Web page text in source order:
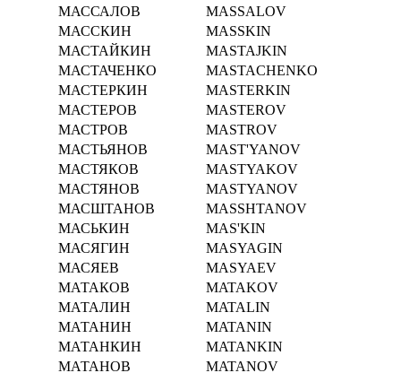
МАССАЛОВ
MASSALOV
МАССКИН
MASSKIN
МАСТАЙКИН
MASTAJKIN
МАСТАЧЕНКО
MASTACHENKO
МАСТЕРКИН
MASTERKIN
МАСТЕРОВ
MASTEROV
МАСТРОВ
MASTROV
МАСТЬЯНОВ
MAST'YANOV
МАСТЯКОВ
MASTYAKOV
МАСТЯНОВ
MASTYANOV
МАСШТАНОВ
MASSHTANOV
МАСЬКИН
MAS'KIN
МАСЯГИН
MASYAGIN
МАСЯЕВ
MASYAEV
МАТАКОВ
MATAKOV
МАТАЛИН
MATALIN
МАТАНИН
MATANIN
МАТАНКИН
MATANKIN
МАТАНОВ
MATANOV